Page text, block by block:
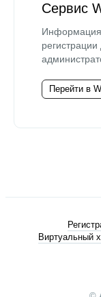
Сервис
Информация
Перейти в
Виртуальный